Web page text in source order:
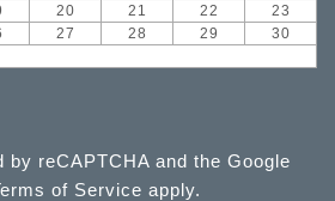
20 21 22
23
27 28 29
30
reCAPTCHA and the Google
of Service apply.